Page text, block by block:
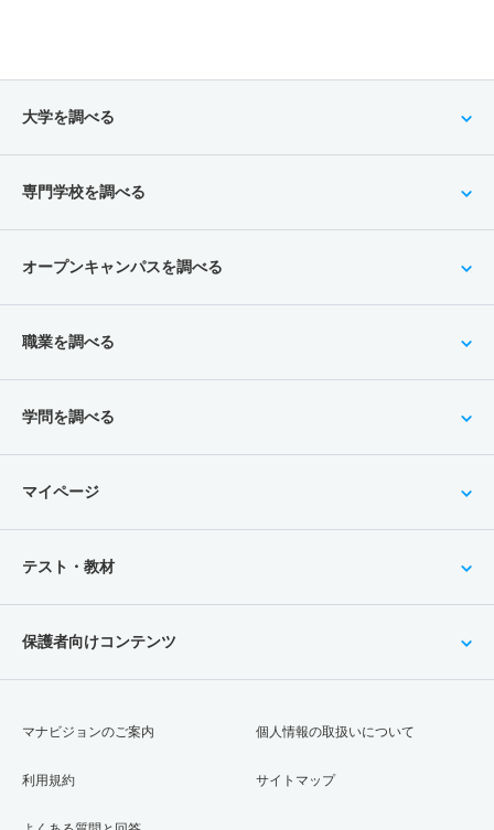
大学を調べる
専門学校を調べる
オープンキャンパスを調べる
職業を調べる
学問を調べる
マイページ
テスト・教材
保護者向けコンテンツ
マナビジョンのご案内
利用規約
個人情報の取扱いについて
サイトマップ